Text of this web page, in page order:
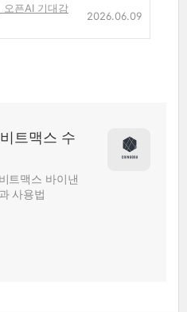
오픈AI 기대감
2026.06.09
트맥스 수
트맥스 바이낸
사용법